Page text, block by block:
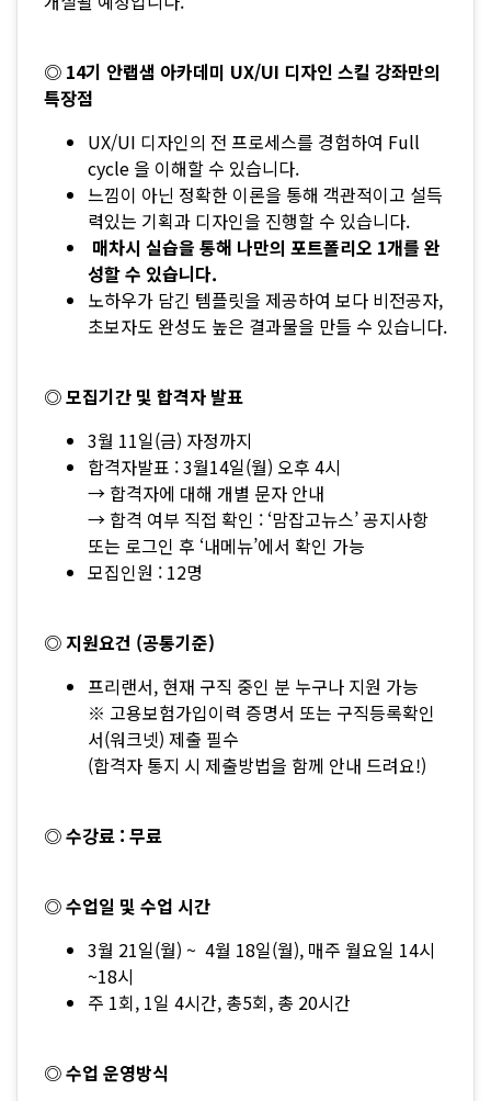
◎ 14기 안랩샘 아카데미 UX/UI 디자인 스킬 강좌만의
특장점
UX/UI 디자인의 전 프로세스를 경험하여 Full
cycle 을 이해할 수 있습니다.
느낌이 아닌 정확한 이론을 통해 객관적이고 설득
력있는 기획과 디자인을 진행할 수 있습니다.
매차시 실습을 통해 나만의 포트폴리오 1개를 완
성할 수 있습니다.
노하우가 담긴 템플릿을 제공하여 보다 비전공자,
초보자도 완성도 높은 결과물을 만들 수 있습니다.
◎ 모집기간 및 합격자 발표
3월 11일(금) 자정까지
합격자발표 : 3월14일(월) 오후 4시
→ 합격자에 대해 개별 문자 안내
→ 합격 여부 직접 확인 : ‘맘잡고뉴스’ 공지사항
또는 로그인 후 ‘내메뉴’에서 확인 가능
모집인원 : 12명
◎ 지원요건 (공통기준)
프리랜서, 현재 구직 중인 분 누구나 지원 가능
※ 고용보험가입이력 증명서 또는 구직등록확인
서(워크넷) 제출 필수
(합격자 통지 시 제출방법을 함께 안내 드려요!)
◎ 수강료 : 무료
◎ 수업일 및 수업 시간
3월 21일(월) ~ 4월 18일(월), 매주 월요일 14시
~18시
주 1회, 1일 4시간, 총5회, 총 20시간
◎ 수업 운영방식